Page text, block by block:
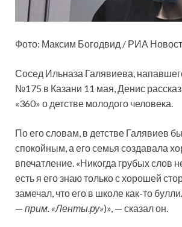
Фото: Максим Богодвид / РИА
Сосед Ильназа Галявиева,
№175 в Казани 11 мая, Денис
«360» о детстве молодого человека.
По его словам, в детстве Галявиев
спокойным, а его семья создавала
впечатление. «Никогда грубых слов
есть я его знаю только с хорошей
замечал, что его в школе как-то
— прим. «Ленты.ру»)», — сказал он.